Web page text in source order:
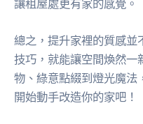
讓租屋處更有家的感覺。
總之，提升家裡的質感並
技巧，就能讓空間煥然一
物、綠意點綴到燈光魔法
開始動手改造你的家吧！